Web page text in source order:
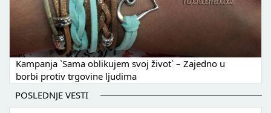
Kampanja `Sama oblikujem svoj život` – Zajedno u
borbi protiv trgovine ljudima
POSLEDNJE VESTI